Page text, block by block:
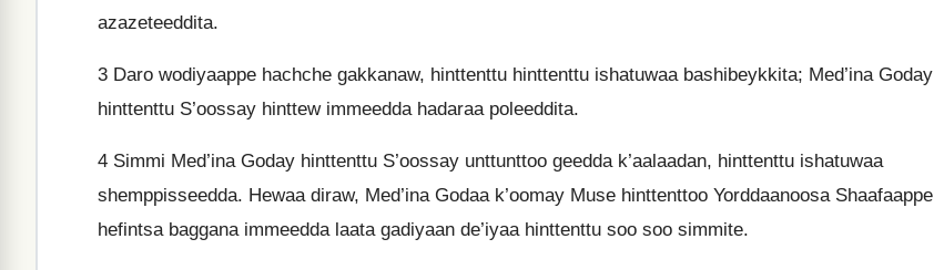
azazeteeddita.
3 Daro wodiyaappe hachche gakkanaw, hinttenttu hinttenttu ishatuwaa bashibeykkita; Med’ina Goday
hinttenttu S’oossay hinttew immeedda hadaraa poleeddita.
4 Simmi Med’ina Goday hinttenttu S’oossay unttunttoo geedda k’aalaadan, hinttenttu ishatuwaa
shemppisseedda. Hewaa diraw, Med’ina Godaa k’oomay Muse hinttenttoo Yorddaanoosa Shaafaappe
hefintsa baggana immeedda laata gadiyaan de’iyaa hinttenttu soo soo simmite.